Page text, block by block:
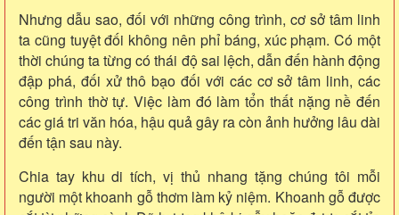
Nhưng dẫu sao, đối với những công trình, cơ sở tâm linh
ta cũng tuyệt đối không nên phỉ báng, xúc phạm. Có một
thời chúng ta từng có thái độ sai lệch, dẫn đến hành động
đập phá, đối xử thô bạo đối với các cơ sở tâm linh, các
công trình thờ tự. Việc làm đó làm tổn thất nặng nề đến
các giá tri văn hóa, hậu quả gây ra còn ảnh hưởng lâu dài
đến tận sau này.
Chia tay khu di tích, vị thủ nhang tặng chúng tôi mỗi
người một khoanh gỗ thơm làm kỷ niệm. Khoanh gỗ được